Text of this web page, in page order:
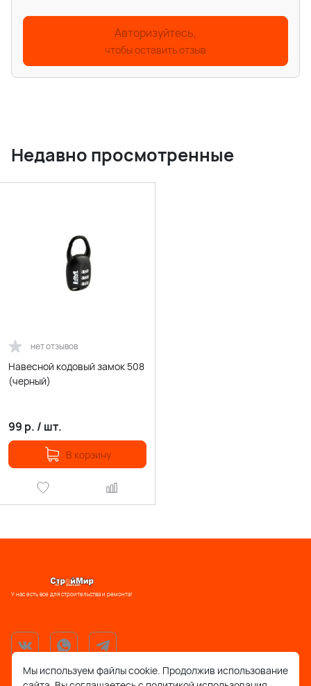
Авторизуйтесь,
чтобы оставить отзыв
Недавно просмотренные
нет отзывов
Навесной кодовый замок 508
(черный)
99 р. / шт.
В корзину
У нас есть все для строительства и ремонта!
Мы используем файлы cookie. Продолжив использование